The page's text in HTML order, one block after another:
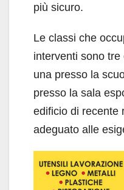
più sicuro.
Le classi che
interventi sono
una presso la
presso la sala
edificio di recente
adeguato alle